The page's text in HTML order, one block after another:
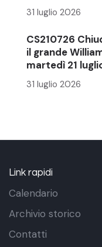
31 luglio 2026
CS210726
il grande
martedì 21
31 luglio 2026
Link rapidi
Calendario
Archivio storico
Contatti